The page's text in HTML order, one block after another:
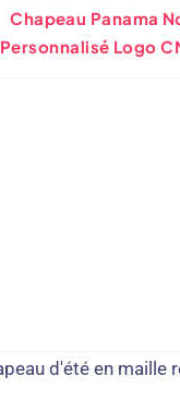
Chapeau Panama
Personnalisé Logo